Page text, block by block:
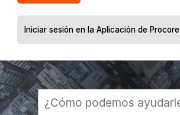
Iniciar sesión en la Aplicación de Procore